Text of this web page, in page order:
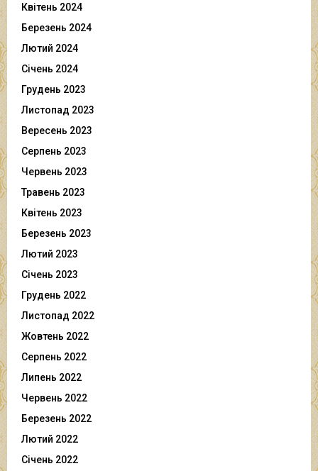
Квітень 2024
Березень 2024
Лютий 2024
Січень 2024
Грудень 2023
Листопад 2023
Вересень 2023
Серпень 2023
Червень 2023
Травень 2023
Квітень 2023
Березень 2023
Лютий 2023
Січень 2023
Грудень 2022
Листопад 2022
Жовтень 2022
Серпень 2022
Липень 2022
Червень 2022
Березень 2022
Лютий 2022
Січень 2022